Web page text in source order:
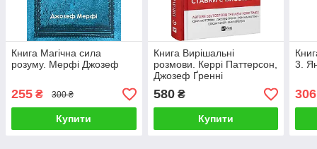
Книга Магічна сила
розуму. Мерфі Джозеф
255 ₴ 300 ₴
Купити
Книга Вирішальні
розмови. Керрі Паттерсон,
Джозеф Ґренні
580₴
Купити
3.
306